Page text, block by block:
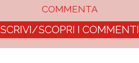
COMMENTA
SCRIVI/SCOPRI I COMMENTI